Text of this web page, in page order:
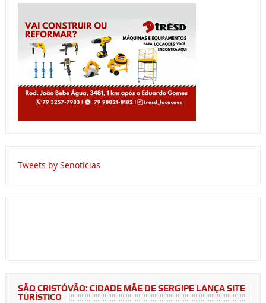
Tweets by Senoticias
SÃO CRISTÓVÃO: CIDADE MÃE DE SERGIPE LANÇA SITE
TURÍSTICO